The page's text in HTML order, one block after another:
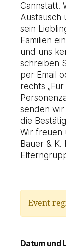
Cannstatt.
Austausch
sein
Familien
und uns
schreiben
per Email
rechts
senden
die
Wir freuen
Bauer &
Event
Datum und